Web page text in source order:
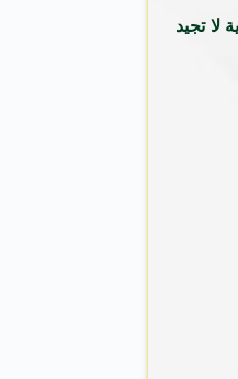
لا تجيد